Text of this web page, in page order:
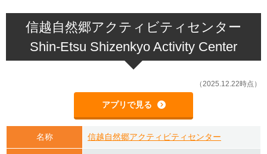
信越自然郷アクティビティセンター
Shin-Etsu Shizenkyo Activity Center
（2025.12.22時点）
アプリで見る
名称 信越自然郷アクティビティセンター